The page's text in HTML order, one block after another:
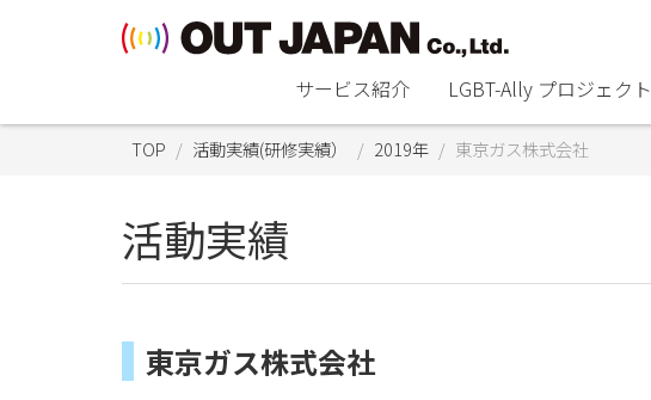
サービス紹介
LGBT-Ally プロジェクト
TOP 活動実績(研修実績） 2019年 東京ガス株式会社
活動実績
東京ガス株式会社